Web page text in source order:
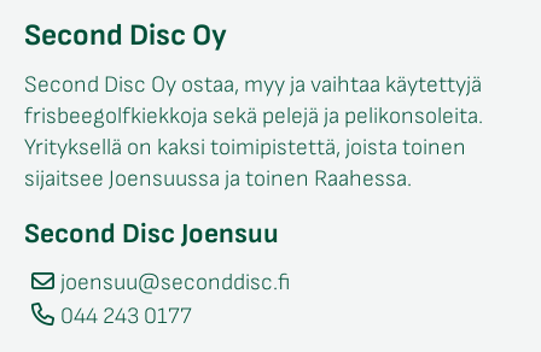
Second Disc Oy
Second Disc Oy ostaa, myy ja vaihtaa käytettyjä
frisbeegolfkiekkoja sekä pelejä ja pelikonsoleita.
Yrityksellä on kaksi toimipistettä, joista toinen
sijaitsee Joensuussa ja toinen Raahessa.
Second Disc Joensuu
joensuu@seconddisc.fi
044 243 0177